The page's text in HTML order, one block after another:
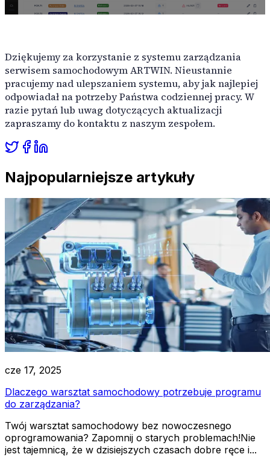
Dziękujemy za korzystanie z systemu zarządzania
serwisem samochodowym ARTWIN. Nieustannie
pracujemy nad ulepszaniem systemu, aby jak najlepiej
odpowiadał na potrzeby Państwa codziennej pracy. W
razie pytań lub uwag dotyczących aktualizacji
zapraszamy do kontaktu z naszym zespołem.
Najpopularniejsze artykuły
cze 17, 2025
Dlaczego warsztat samochodowy potrzebuje programu
do zarządzania?
Twój warsztat samochodowy bez nowoczesnego
oprogramowania? Zapomnij o starych problemach!Nie
jest tajemnicą, że w dzisiejszych czasach dobre ręce i...